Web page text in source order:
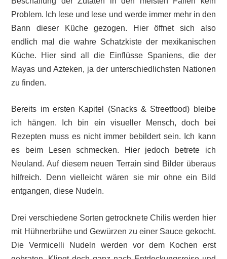
Problem. Ich lese und lese und werde immer mehr in den
Bann dieser Küche gezogen. Hier öffnet sich also
endlich mal die wahre Schatzkiste der mexikanischen
Küche. Hier sind all die Einflüsse Spaniens, die der
Mayas und Azteken, ja der unterschiedlichsten Nationen
zu finden.
Bereits im ersten Kapitel (Snacks & Streetfood) bleibe
ich hängen. Ich bin ein visueller Mensch, doch bei
Rezepten muss es nicht immer bebildert sein. Ich kann
es beim Lesen schmecken. Hier jedoch betrete ich
Neuland. Auf diesem neuen Terrain sind Bilder überaus
hilfreich. Denn vielleicht wären sie mir ohne ein Bild
entgangen, diese Nudeln.
Drei verschiedene Sorten getrocknete Chilis werden hier
mit Hühnerbrühe und Gewürzen zu einer Sauce gekocht.
Die Vermicelli Nudeln werden vor dem Kochen erst